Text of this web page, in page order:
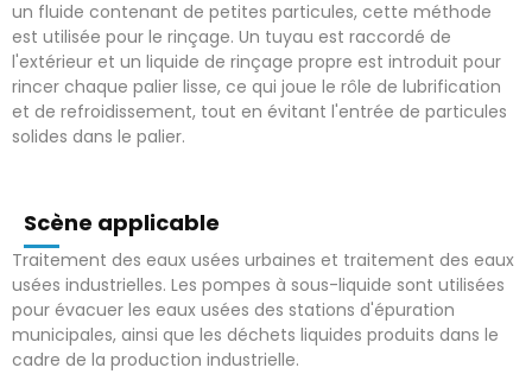
un fluide contenant de petites particules, cette méthode
est utilisée pour le rinçage. Un tuyau est raccordé de
l'extérieur et un liquide de rinçage propre est introduit pour
rincer chaque palier lisse, ce qui joue le rôle de lubrification
et de refroidissement, tout en évitant l'entrée de particules
solides dans le palier.
Scène applicable
Traitement des eaux usées urbaines et traitement des eaux
usées industrielles. Les pompes à sous-liquide sont utilisées
pour évacuer les eaux usées des stations d'épuration
municipales, ainsi que les déchets liquides produits dans le
cadre de la production industrielle.